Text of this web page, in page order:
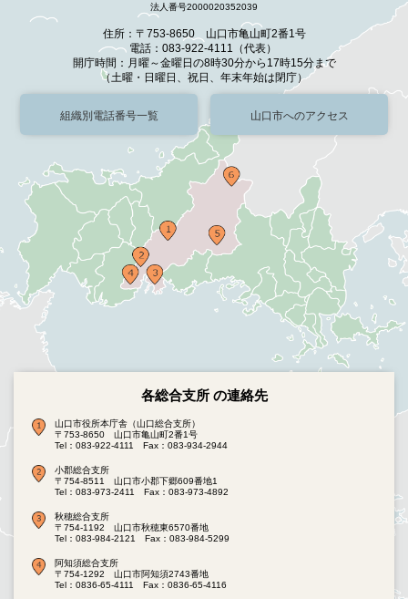
法人番号2000020352039
住所：〒753-8650 山口市亀山町2番1号
電話：083-922-4111（代表）
開庁時間：月曜～金曜日の8時30分から17時15分まで
（土曜・日曜日、祝日、年末年始は閉庁）
組織別電話番号一覧 山口市へのアクセス
各総合支所 の連絡先
山口市役所本庁舎（山口総合支所）
〒753-8650 山口市亀山町2番1号
Tel：083-922-4111
Fax：083-934-2944
小郡総合支所
〒754-8511 山口市小郡下郷609番地1
Tel：083-973-2411
Fax：083-973-4892
秋穂総合支所
〒754-1192 山口市秋穂東6570番地
Tel：083-984-2121
Fax：083-984-5299
阿知須総合支所
〒754-1292 山口市阿知須2743番地
Tel：0836-65-4111
Fax：0836-65-4116